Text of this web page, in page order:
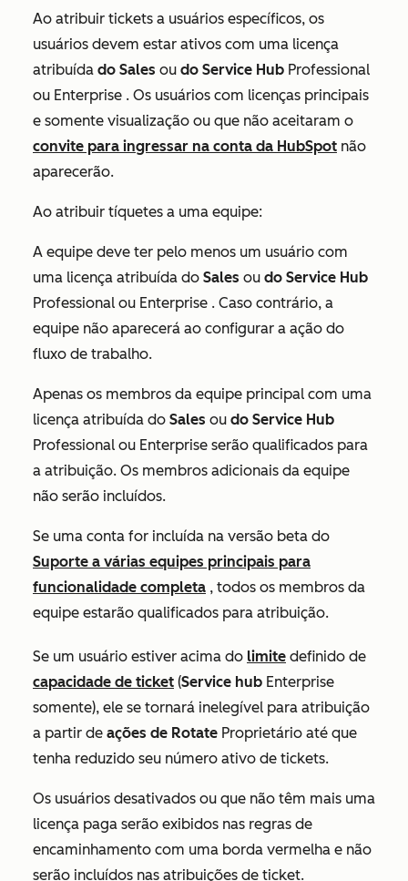
Ao atribuir tickets a usuários específicos, os
usuários devem estar ativos com uma licença
atribuída do Sales ou do Service Hub Professional
ou Enterprise . Os usuários com licenças principais
e somente visualização ou que não aceitaram o
convite para ingressar na conta da HubSpot não
aparecerão.
Ao atribuir tíquetes a uma equipe:
A equipe deve ter pelo menos um usuário com
uma licença atribuída do Sales ou do Service Hub
Professional ou Enterprise . Caso contrário, a
equipe não aparecerá ao configurar a ação do
fluxo de trabalho.
Apenas os membros da equipe principal com uma
licença atribuída do Sales ou do Service Hub
Professional ou Enterprise serão qualificados para
a atribuição. Os membros adicionais da equipe
não serão incluídos.
Se uma conta for incluída na versão beta do
Suporte a várias equipes principais para
funcionalidade completa , todos os membros da
equipe estarão qualificados para atribuição.
Se um usuário estiver acima do limite definido de
capacidade de ticket (Service hub Enterprise
somente), ele se tornará inelegível para atribuição
a partir de ações de Rotate Proprietário até que
tenha reduzido seu número ativo de tickets.
Os usuários desativados ou que não têm mais uma
licença paga serão exibidos nas regras de
encaminhamento com uma borda vermelha e não
serão incluídos nas atribuições de ticket.